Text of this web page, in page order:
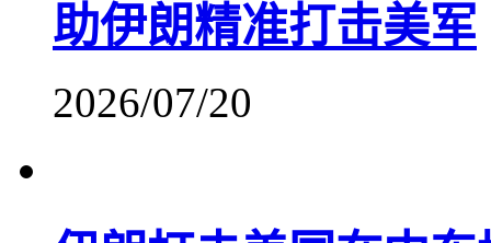
助伊朗精准打击美军
2026/07/20